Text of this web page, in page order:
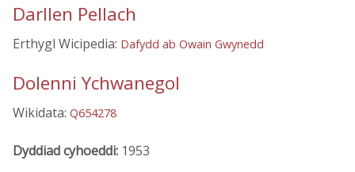
Darllen Pellach
Erthygl Wicipedia: Dafydd ab Owain Gwynedd
Dolenni Ychwanegol
Wikidata: Q654278
Dyddiad cyhoeddi: 1953